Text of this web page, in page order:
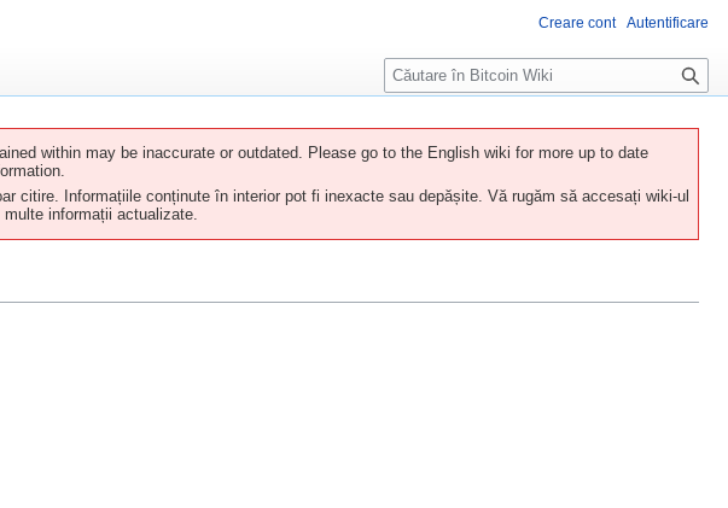
within may be inaccurate or outdated. Please go to the English wiki for more up to date
citire. Informațiile conținute în interior pot fi inexacte sau depășite. Vă rugăm să accesați wiki-ul
informații actualizate.
Creare cont Autentificare
C
ă
t
r
e